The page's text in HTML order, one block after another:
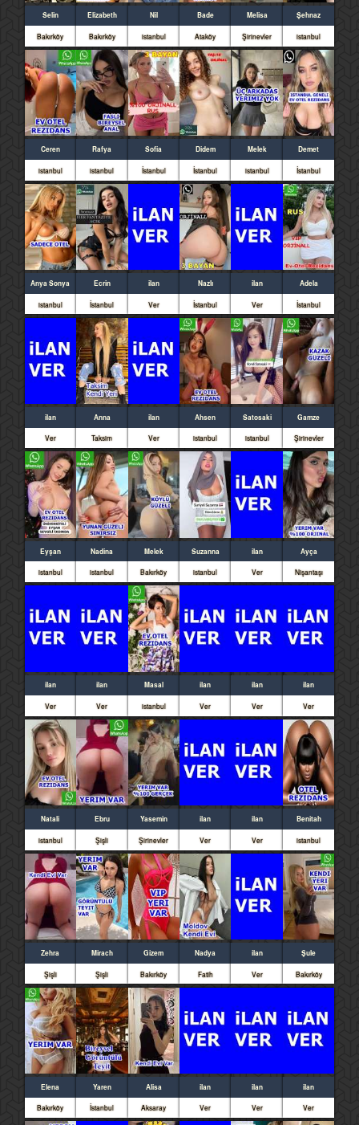
Selin
Bakırköy
Elizabeth
Bakırköy
Nil
istanbul
Bade
Ataköy
Melisa
Şirinevler
Şehnaz
istanbul
Ceren
istanbul
Rafya
istanbul
Sofia
İstanbul
Didem
İstanbul
Melek
istanbul
Demet
İstanbul
Anya Sonya
istanbul
Ecrin
İstanbul
ilan
Ver
Nazlı
İstanbul
ilan
Ver
Adela
İstanbul
ilan
Ver
Anna
Taksim
ilan
Ver
Ahsen
istanbul
Satosaki
istanbul
Gamze
Şirinevler
Eyşan
istanbul
Nadina
istanbul
Melek
Bakırköy
Suzanna
istanbul
ilan
Ver
Ayça
Nişantaşı
ilan
Ver
ilan
Ver
Masal
istanbul
ilan
Ver
ilan
Ver
ilan
Ver
Natali
istanbul
Ebru
Şişli
Yasemin
Şirinevler
ilan
Ver
ilan
Ver
Benitah
istanbul
Zehra
Şişli
Mirach
Şişli
Gizem
Bakırköy
Nadya
Fatih
ilan
Ver
Şule
Bakırköy
Elena
Bakırköy
Yaren
İstanbul
Alisa
Aksaray
ilan
Ver
ilan
Ver
ilan
Ver